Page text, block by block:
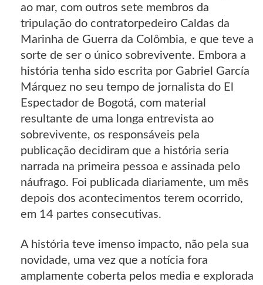
ao mar, com outros sete membros da
tripulação do contratorpedeiro Caldas da
Marinha de Guerra da Colômbia, e que teve a
sorte de ser o único sobrevivente. Embora a
história tenha sido escrita por Gabriel García
Márquez no seu tempo de jornalista do El
Espectador de Bogotá, com material
resultante de uma longa entrevista ao
sobrevivente, os responsáveis pela
publicação decidiram que a história seria
narrada na primeira pessoa e assinada pelo
náufrago. Foi publicada diariamente, um mês
depois dos acontecimentos terem ocorrido,
em 14 partes consecutivas.
A história teve imenso impacto, não pela sua
novidade, uma vez que a notícia fora
amplamente coberta pelos media e explorada